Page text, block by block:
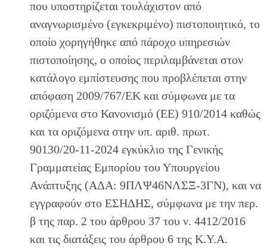
που υποστηρίζεται τουλάχιστον από
αναγνωρισμένο (εγκεκριμένο) πιστοποιητικό, το
οποίο χορηγήθηκε από πάροχο υπηρεσιών
πιστοποίησης, ο οποίος περιλαμβάνεται στον
κατάλογο εμπίστευσης που προβλέπεται στην
απόφαση 2009/767/ΕΚ και σύμφωνα με τα
οριζόμενα στο Κανονισμό (ΕΕ) 910/2014 καθώς
και τα οριζόμενα στην υπ. αριθ. πρωτ.
90130/20-11-2024 εγκύκλιο της Γενικής
Γραμματείας Εμπορίου του Υπουργείου
Ανάπτυξης (ΑΔΑ: 9ΠΛΨ46ΝΛΣΞ-3ΓΝ), και να
εγγραφούν στο ΕΣΗΔΗΣ, σύμφωνα με την περ.
β της παρ. 2 του άρθρου 37 του ν. 4412/2016
και τις διατάξεις του άρθρου 6 της Κ.Υ.Α.